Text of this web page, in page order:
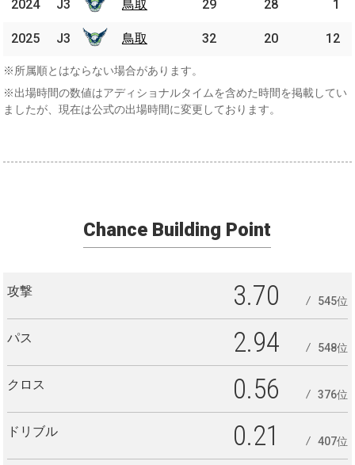
2024 J3 鳥取 29 28 1
2025 J3 鳥取 32 20 12
2024 J3 鳥取
2025 J3 鳥取
※所属順とはならない場合があります。
※出場時間の数値はアディショナルタイムを含めた時間を掲載してい
ましたが、現在は公式の出場時間に変更しております。
Chance Building Point
攻撃 3.70 545位
パス 2.94 548位
クロス 0.56 376位
ドリブル 0.21 407位